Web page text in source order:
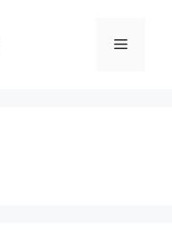
Menu